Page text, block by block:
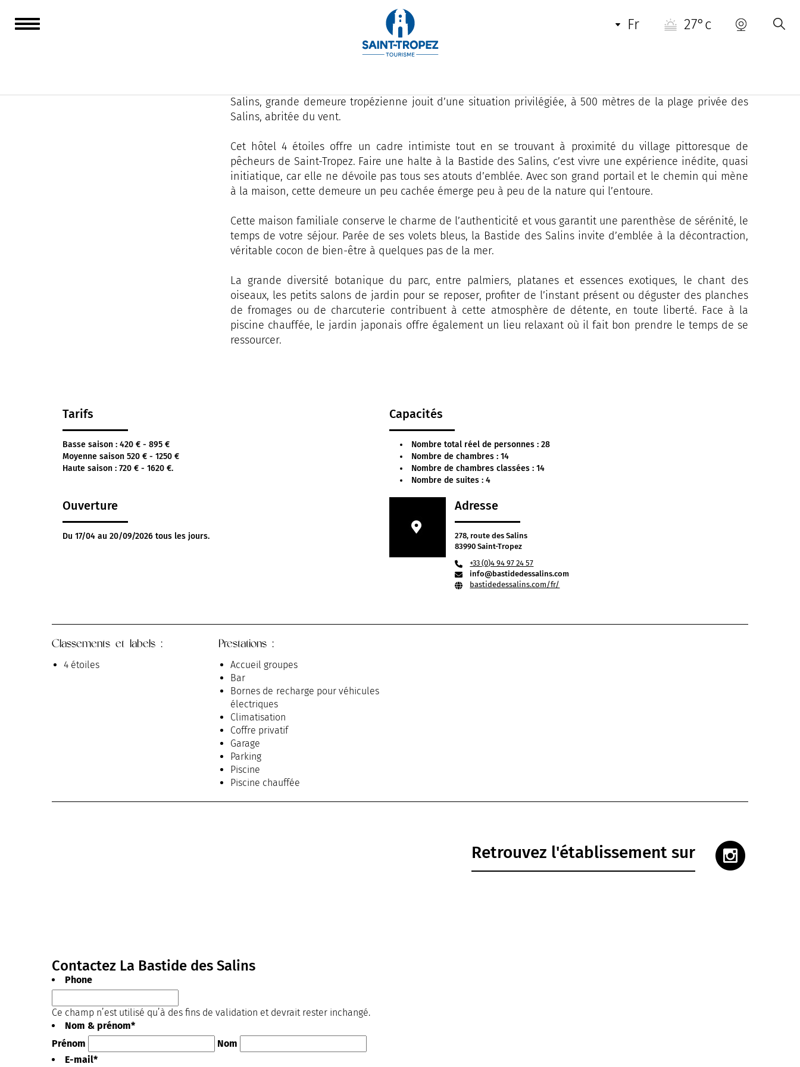
fr 27°c
La Bastide des Salins, un cocon unique à Saint-Tropez. Il est des lieux uniques avec une âme, qui
instantanément conviennent à l’évasion.
Salins, grande demeure tropézienne jouit d’une situation privilégiée, à 500 mètres de la plage privée des
Salins, abritée du vent.
Cet hôtel 4 étoiles offre un cadre intimiste tout en se trouvant à proximité du village pittoresque de
pêcheurs de Saint-Tropez. Faire une halte à la Bastide des Salins, c’est vivre une expérience inédite, quasi
initiatique, car elle ne dévoile pas tous ses atouts d’emblée. Avec son grand portail et le chemin qui mène
à la maison, cette demeure un peu cachée émerge peu à peu de la nature qui l’entoure.
Cette maison familiale conserve le charme de l’authenticité et vous garantit une parenthèse de sérénité, le
temps de votre séjour. Parée de ses volets bleus, la Bastide des Salins invite d’emblée à la décontraction,
véritable cocon de bien-être à quelques pas de la mer.
La grande diversité botanique du parc, entre palmiers, platanes et essences exotiques, le chant des
oiseaux, les petits salons de jardin pour se reposer, profiter de l’instant présent ou déguster des planches
de fromages ou de charcuterie contribuent à cette atmosphère de détente, en toute liberté. Face à la
piscine chauffée, le jardin japonais offre également un lieu relaxant où il fait bon prendre le temps de se
ressourcer.
Tarifs
Basse saison : 420 € - 895 €
Moyenne saison 520 € - 1250 €
Haute saison : 720 € - 1620 €.
Capacités
Nombre total réel de personnes : 28
Nombre de chambres : 14
Nombre de chambres classées : 14
Nombre de suites : 4
Ouverture
Du 17/04 au 20/09/2026 tous les jours.
Adresse
278, route des Salins
83990 Saint-Tropez
+33 (0)4 94 97 24 57
info@bastidedessalins.com
bastidedessalins.com/fr/
Classements et labels :
4 étoiles
Prestations :
Accueil groupes
Bar
Bornes de recharge pour véhicules
électriques
Climatisation
Coffre privatif
Garage
Parking
Piscine
Piscine chauffée
Retrouvez l'établissement sur
Contactez La Bastide des Salins
Phone
Ce champ n’est utilisé qu’à des fins de validation et devrait rester inchangé.
Nom & prénom*
Prénom
Nom
E-mail*